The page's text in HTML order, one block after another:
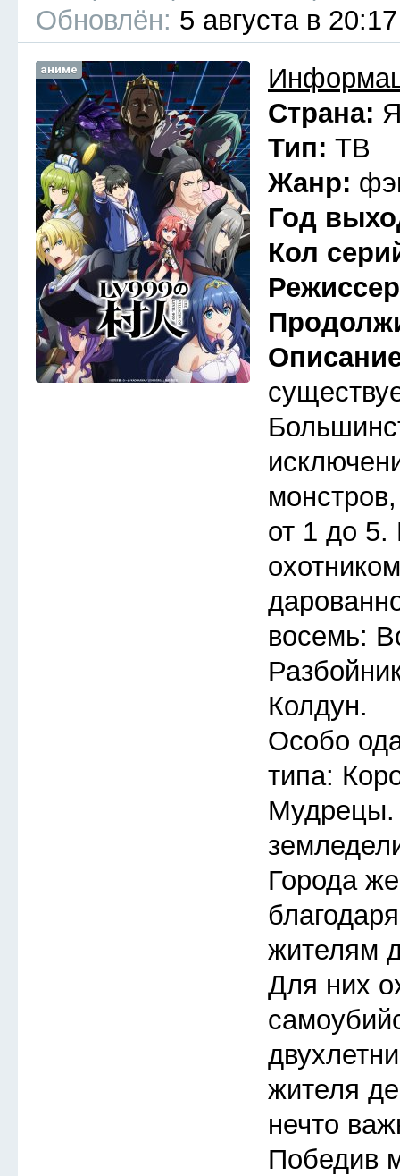
Обновлён: 5 августа в 20:17
аниме
Страна:
Тип: ТВ
Жанр:
Год
Кол
от 1 до
восемь:
Колдун.
Особо
типа:
Мудрецы.
Города
жителям
Для них
жителя
нечто
Победив